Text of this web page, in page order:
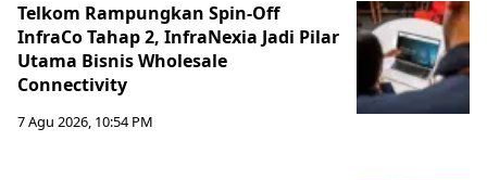
Telkom Rampungkan Spin-Off
InfraCo Tahap 2, InfraNexia Jadi Pilar
Utama Bisnis Wholesale
Connectivity
7 Agu 2026, 10:54 PM